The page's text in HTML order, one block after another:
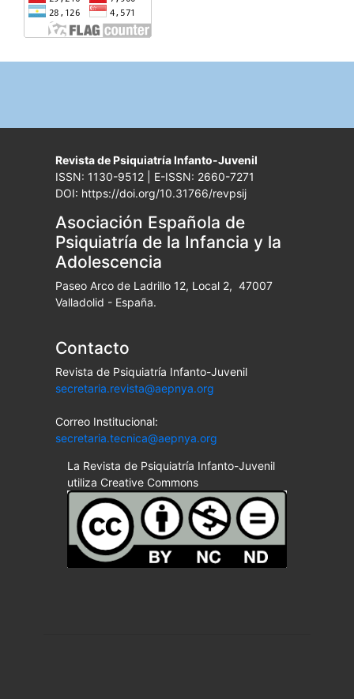
Revista de Psiquiatría Infanto-Juvenil
ISSN: 1130-9512 | E-ISSN: 2660-7271
DOI: https://doi.org/10.31766/revpsij
Asociación Española de
Psiquiatría de la Infancia y la
Adolescencia
Paseo Arco de Ladrillo 12, Local 2, 47007
Valladolid - España.
Contacto
Revista de Psiquiatría Infanto-Juvenil
secretaria.revista@aepnya.org
Correo Institucional:
secretaria.tecnica@aepnya.org
La Revista de Psiquiatría Infanto-Juvenil
utiliza Creative Commons